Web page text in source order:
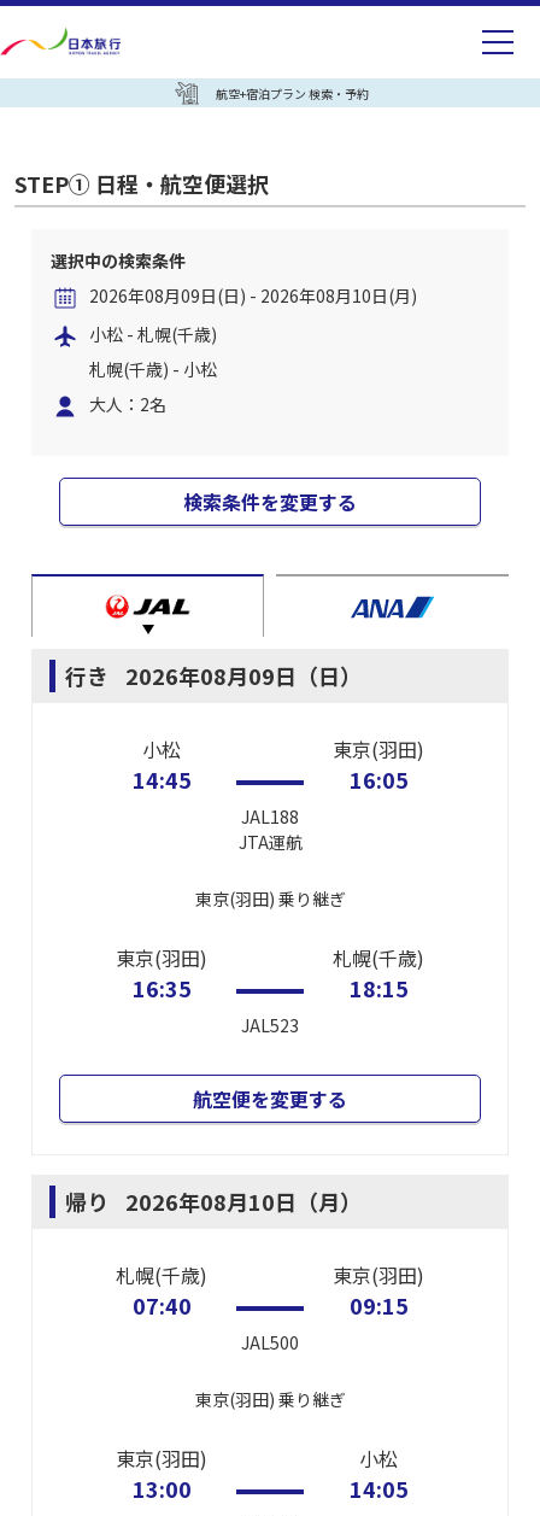
航空+宿泊プラン 検索・予約
STEP① 日程・航空便選択
選択中の検索条件
2026年08月09日(日) - 2026年08月10日(月)
小松 - 札幌(千歳)
札幌(千歳) - 小松
大人：2名
検索条件を変更する
行き 2026年08月09日（日）
小松
14:45
JAL188
JTA運航
東京(羽田)
16:05
東京(羽田) 乗り継ぎ
東京(羽田)
16:35
JAL523
札幌(千歳)
18:15
航空便を変更する
帰り 2026年08月10日（月）
札幌(千歳)
07:40
JAL500
東京(羽田)
09:15
東京(羽田) 乗り継ぎ
東京(羽田)
13:00
小松
14:05